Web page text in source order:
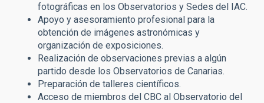
fotográficas en los Observatorios y Sedes del IAC.
Apoyo y asesoramiento profesional para la
obtención de imágenes astronómicas y
organización de exposiciones.
Realización de observaciones previas a algún
partido desde los Observatorios de Canarias.
Preparación de talleres científicos.
Acceso de miembros del CBC al Observatorio del